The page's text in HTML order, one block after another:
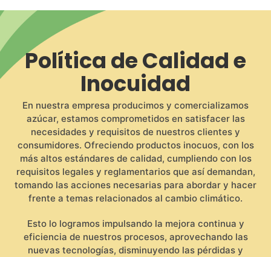
Política de Calidad e
Inocuidad
En nuestra empresa producimos y comercializamos
azúcar, estamos comprometidos en satisfacer las
necesidades y requisitos de nuestros clientes y
consumidores. Ofreciendo productos inocuos, con los
más altos estándares de calidad, cumpliendo con los
requisitos legales y reglamentarios que así demandan,
tomando las acciones necesarias para abordar y hacer
frente a temas relacionados al cambio climático.
Esto lo logramos impulsando la mejora continua y
eficiencia de nuestros procesos, aprovechando las
nuevas tecnologías, disminuyendo las pérdidas y